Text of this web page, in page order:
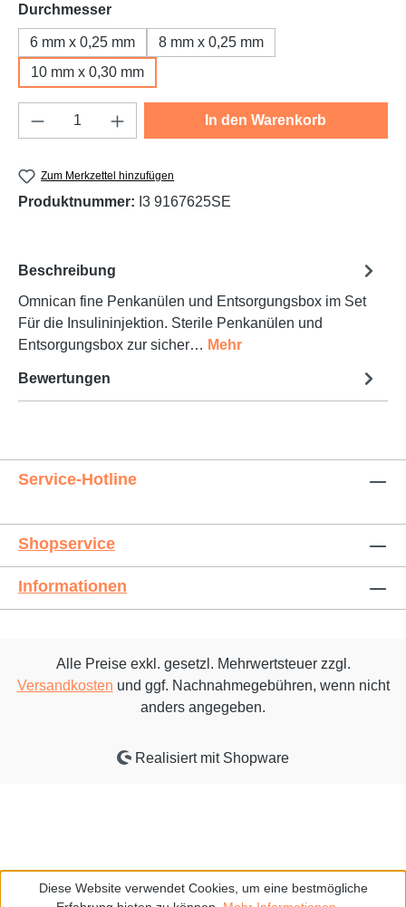
Durchmesserauswählen
6 mm x 0,25 mm
8 mm x 0,25 mm
10 mm x 0,30 mm
Produkt Anzahl: Gib den gewünschten
In den Warenkorb
Zum Merkzettel hinzufügen
Produktnummer: I3 9167625SE
Beschreibung
Omnican fine Penkanülen und Entsorgungsbox im Set
Für die Insulininjektion. Sterile Penkanülen und
Entsorgungsbox zur sicher… Mehr
Bewertungen
Service-Hotline
Shopservice
Informationen
Alle Preise exkl. gesetzl. Mehrwertsteuer zzgl.
Versandkosten und ggf. Nachnahmegebühren, wenn nicht
anders angegeben.
Realisiert mit Shopware
Diese Website verwendet Cookies, um eine bestmögliche